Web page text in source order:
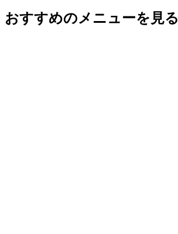
おすすめのメニューを見る